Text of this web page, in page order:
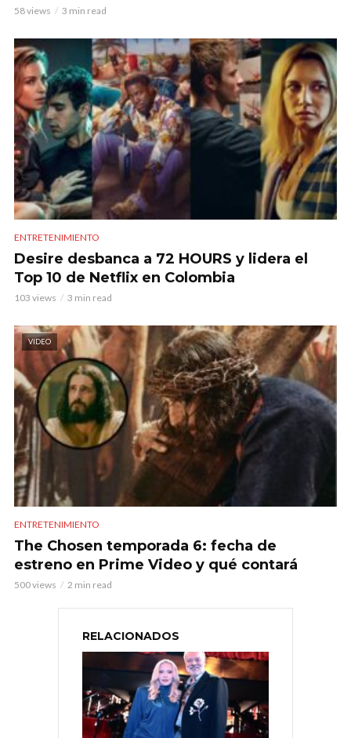
58 views 3 min read
ENTRETENIMIENTO
Desire desbanca a 72 HOURS y lidera el
Top 10 de Netflix en Colombia
103 views 3 min read
VIDEO
ENTRETENIMIENTO
The Chosen temporada 6: fecha de
estreno en Prime Video y qué contará
500 views 2 min read
RELACIONADOS